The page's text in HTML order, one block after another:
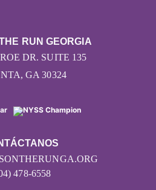
478-6558
RUN GEORGIA
DR. SUITE 135
GA 30324